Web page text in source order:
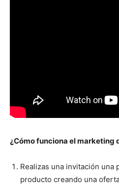
¿Cómo funciona el marketing
Realizas una invitación una
producto creando una